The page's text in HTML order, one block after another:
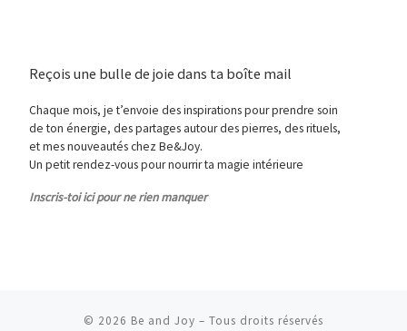
Reçois une bulle de joie dans ta boîte mail
Chaque mois, je t’envoie des inspirations pour prendre soin
de ton énergie, des partages autour des pierres, des rituels,
et mes nouveautés chez Be&Joy.
Un petit rendez-vous pour nourrir ta magie intérieure
Inscris-toi ici pour ne rien manquer
© 2026 Be and Joy – Tous droits réservés